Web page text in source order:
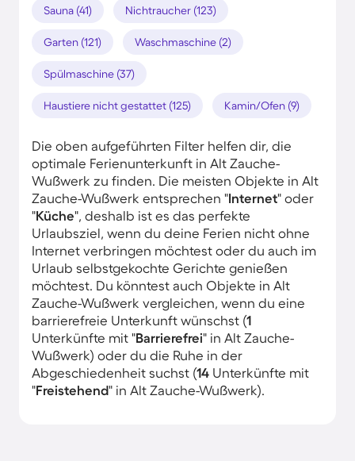
Sauna (41) Nichtraucher (123)
Garten (121) Waschmaschine (2)
Spülmaschine (37)
Haustiere nicht gestattet (125) Kamin/Ofen (9)
Die oben aufgeführten Filter helfen dir, die
optimale Ferienunterkunft in Alt Zauche-
Wußwerk zu finden. Die meisten Objekte in Alt
Zauche-Wußwerk entsprechen "Internet" oder
"Küche", deshalb ist es das perfekte
Urlaubsziel, wenn du deine Ferien nicht ohne
Internet verbringen möchtest oder du auch im
Urlaub selbstgekochte Gerichte genießen
möchtest. Du könntest auch Objekte in Alt
Zauche-Wußwerk vergleichen, wenn du eine
barrierefreie Unterkunft wünschst (1
Unterkünfte mit "Barrierefrei" in Alt Zauche-
Wußwerk) oder du die Ruhe in der
Abgeschiedenheit suchst (14 Unterkünfte mit
"Freistehend" in Alt Zauche-Wußwerk).